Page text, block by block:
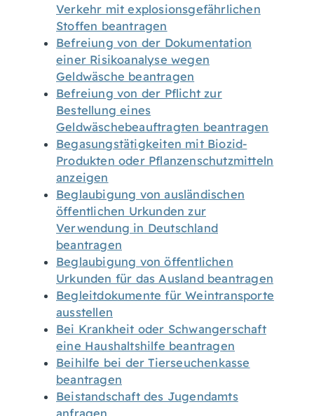
Verkehr mit explosionsgefährlichen
Stoffen beantragen
Befreiung von der Dokumentation
einer Risikoanalyse wegen
Geldwäsche beantragen
Befreiung von der Pflicht zur
Bestellung eines
Geldwäschebeauftragten beantragen
Begasungstätigkeiten mit Biozid-
Produkten oder Pflanzenschutzmitteln
anzeigen
Beglaubigung von ausländischen
öffentlichen Urkunden zur
Verwendung in Deutschland
beantragen
Beglaubigung von öffentlichen
Urkunden für das Ausland beantragen
Begleitdokumente für Weintransporte
ausstellen
Bei Krankheit oder Schwangerschaft
eine Haushaltshilfe beantragen
Beihilfe bei der Tierseuchenkasse
beantragen
Beistandschaft des Jugendamts
anfragen